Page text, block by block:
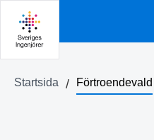
Startsida Förtroendevald